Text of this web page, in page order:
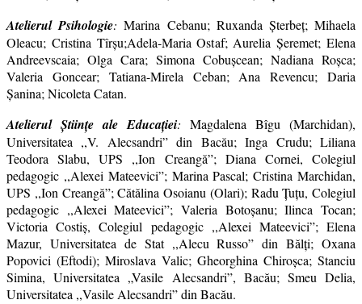
Atelierul Psihologie:Marina Cebanu; Ruxanda Şterbeţ; Mihaela
Oleacu; Cristina Tîrşu;Adela-Maria Ostaf; Aurelia Şeremet; Elena
Andreevscaia; Olga Cara; Simona Cobuşcean; Nadiana Roşca;
Valeria Goncear; Tatiana-Mirela Ceban; Ana Revencu; Daria
Şanina; Nicoleta Catan.
Atelierul Ştiinţe ale Educaţiei: Magdalena Bîgu (Marchidan),
Universitatea ,,V. Alecsandri” din Bacău; Inga Crudu; Liliana
Teodora Slabu, UPS ,,Ion Creangă”; Diana Cornei, Colegiul
pedagogic ,,Alexei Mateevici”; Marina Pascal; Cristina Marchidan,
UPS ,,Ion Creangă”; Cătălina Osoianu (Olari); Radu Țuțu, Colegiul
pedagogic ,,Alexei Mateevici”; Valeria Botoșanu; Ilinca Tocan;
Victoria Costiș, Colegiul pedagogic ,,Alexei Mateevici”; Elena
Mazur, Universitatea de Stat ,,Alecu Russo” din Bălți; Oxana
Popovici (Eftodi); Miroslava Valic; Gheorghina Chiroșca; Stanciu
Simina, Universitatea „Vasile Alecsandri”, Bacău; Smeu Delia,
Universitatea ,,Vasile Alecsandri” din Bacău.